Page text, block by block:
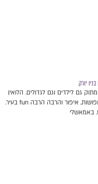
גם לילדים וגם לגדולים. הלואין
יוצא כבר לדרך בניו יורק – מסיבות, תהלוכות, תחפושות, איפור והרבה הרבה fun בעיר.
באמאשלי